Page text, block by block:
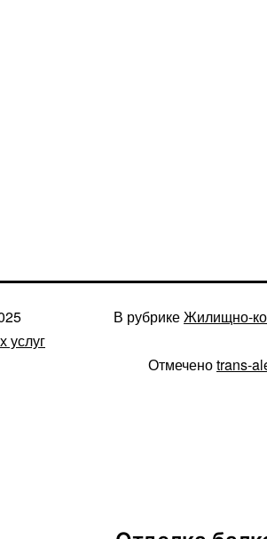
услуг
В рубрикеЖилищно-
Отмеченоtrans-